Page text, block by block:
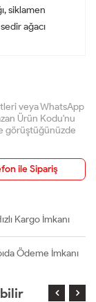
siklamen
ağacı
veya WhatsApp
Ürün Kodu'nu
görüştüğünüzde
ile Sipariş
Kargo İmkanı
Ödeme İmkanı